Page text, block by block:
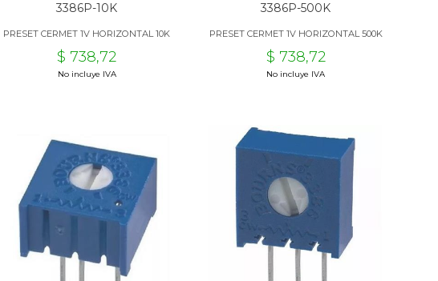
3386P-10K
PRESET CERMET 1V HORIZONTAL 10K
$ 738,72
No incluye IVA
3386P-500K
PRESET CERMET 1V HORIZONTAL 500K
$ 738,72
No incluye IVA